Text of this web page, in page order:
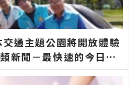
通主題公園將開放體驗
新聞－最快速的今日新